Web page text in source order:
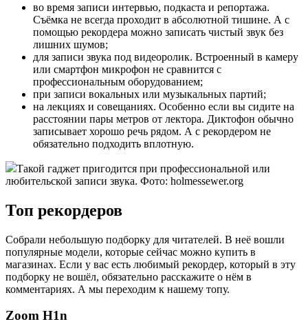
во время записи интервью, подкаста и репортажа.
Съёмка не всегда проходит в абсолютной тишине. А с
помощью рекордера можно записать чистый звук без
лишних шумов;
для записи звука под видеоролик. Встроенный в камеру
или смартфон микрофон не сравнится с
профессиональным оборудованием;
при записи вокальных или музыкальных партий;
на лекциях и совещаниях. Особенно если вы сидите на
расстоянии пары метров от лектора. Диктофон обычно
записывает хорошо речь рядом. А с рекордером не
обязательно подходить вплотную.
Такой гаджет пригодится при профессиональной или
любительской записи звука. Фото: holmessewer.org
Топ рекордеров
Собрали небольшую подборку для читателей. В неё вошли
популярные модели, которые сейчас можно купить в
магазинах. Если у вас есть любимый рекордер, который в эту
подборку не вошёл, обязательно расскажите о нём в
комментариях. А мы переходим к нашему топу.
Zoom H1n